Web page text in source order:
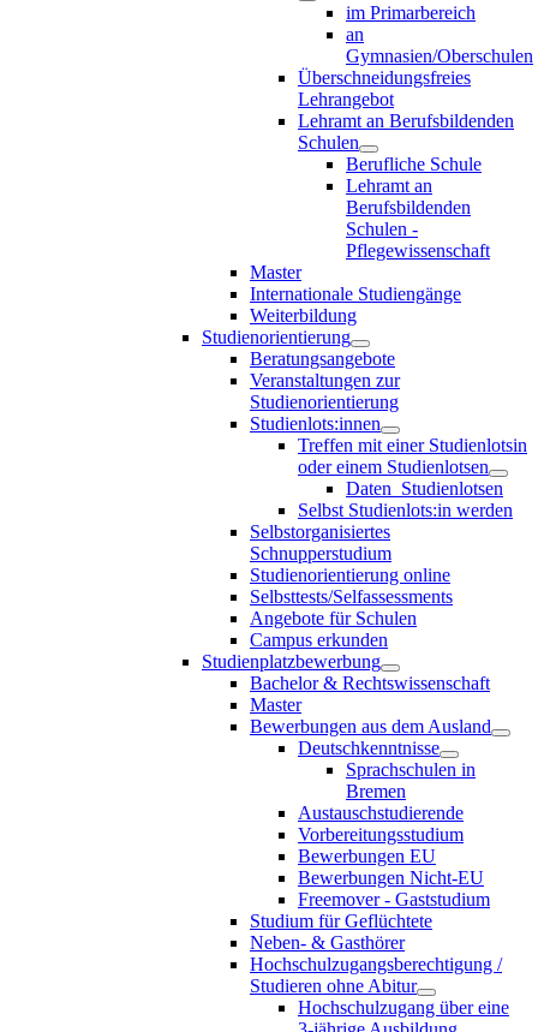
im Primarbereich
an
Gymnasien/Oberschulen
Überschneidungsfreies
Lehrangebot
Lehramt an Berufsbildenden
Schulen
Berufliche Schule
Lehramt an
Berufsbildenden
Schulen -
Pflegewissenschaft
Master
Internationale Studiengänge
Weiterbildung
Studienorientierung
Beratungsangebote
Veranstaltungen zur
Studienorientierung
Studienlots:innen
Treffen mit einer Studienlotsin
oder einem Studienlotsen
Daten_Studienlotsen
Selbst Studienlots:in werden
Selbstorganisiertes
Schnupperstudium
Studienorientierung online
Selbsttests/Selfassessments
Angebote für Schulen
Campus erkunden
Studienplatzbewerbung
Bachelor & Rechtswissenschaft
Master
Bewerbungen aus dem Ausland
Deutschkenntnisse
Sprachschulen in
Bremen
Austauschstudierende
Vorbereitungsstudium
Bewerbungen EU
Bewerbungen Nicht-EU
Freemover - Gaststudium
Studium für Geflüchtete
Neben- & Gasthörer
Hochschulzugangsberechtigung /
Studieren ohne Abitur
Hochschulzugang über eine